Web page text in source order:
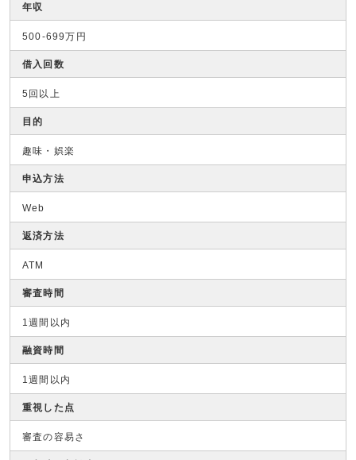
年収
500-699万円
借入回数
5回以上
目的
趣味・娯楽
申込方法
Web
返済方法
ATM
審査時間
1週間以内
融資時間
1週間以内
重視した点
審査の容易さ